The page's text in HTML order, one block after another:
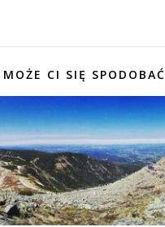
MOŻE CI SIĘ SPODOBAĆ